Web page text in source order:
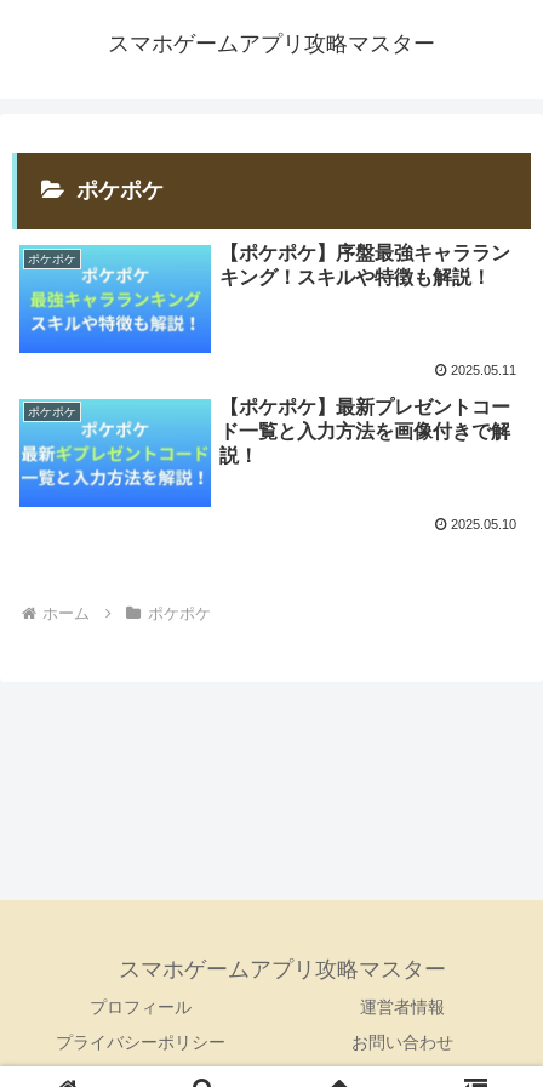
スマホゲームアプリ攻略マスター
ポケポケ
ポケポケ
【ポケポケ】序盤最強キャララン
キング！スキルや特徴も解説！
2025.05.11
ポケポケ
【ポケポケ】最新プレゼントコー
ド一覧と入力方法を画像付きで解
説！
2025.05.10
ホーム ポケポケ
スマホゲームアプリ攻略マスター
プロフィール
運営者情報
プライバシーポリシー
お問い合わせ